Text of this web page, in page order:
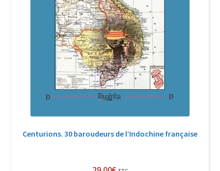
Politique de confidentialité et cookies
Qui sommes-nous ?
Soutien à Philippe Randa
Suivi de la Commande
Centurions. 30 baroudeurs de l’Indochine française